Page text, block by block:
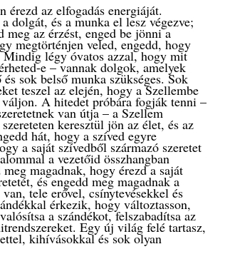
érezd az elfogadás energiáját.
dolgát, és a munka el lesz végezve;
az érzést, enged be jönni a
megtörténjen veled, engedd, hogy
Mindig légy óvatos azzal, hogy mit
e – vannak dolgok, amelyek
sok belső munka szükséges. Sok
teszel az elején, hogy a Szellembe
A hitedet próbára fogják tenni –
van útja – a Szellem
keresztül jön az élet, és az
hát, hogy a szíved egyre
a saját szívedből származó szeretet
a vezetőid összhangban
magadnak, hogy érezd a saját
és engedd meg magadnak a
tele erővel, csínytevésekkel és
érkezik, hogy változtasson,
a szándékot, felszabadítsa az
Egy új világ felé tartasz,
kihívásokkal és sok olyan